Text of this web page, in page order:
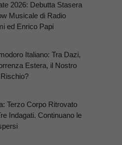
2026: Debutta Stasera
Musicale di Radio
ed Enrico Papi
Italiano: Tra Dazi,
Estera, il Nostro
Rischio?
Terzo Corpo Ritrovato
Indagati. Continuano le